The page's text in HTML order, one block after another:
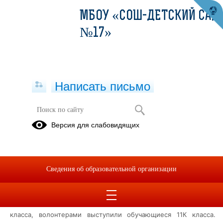
Всероссийская акция "Диктант
Пообеды"
В школьном отделении МБОУ "СОШ-детский сад №17" города
класса, волонтерами выступили обучающиеся 11К класса.
МБОУ «СОШ-ДЕТСКИЙ САД
№17»
Написать письмо
Версия для слабовидящих
Сведения об образовательной организации